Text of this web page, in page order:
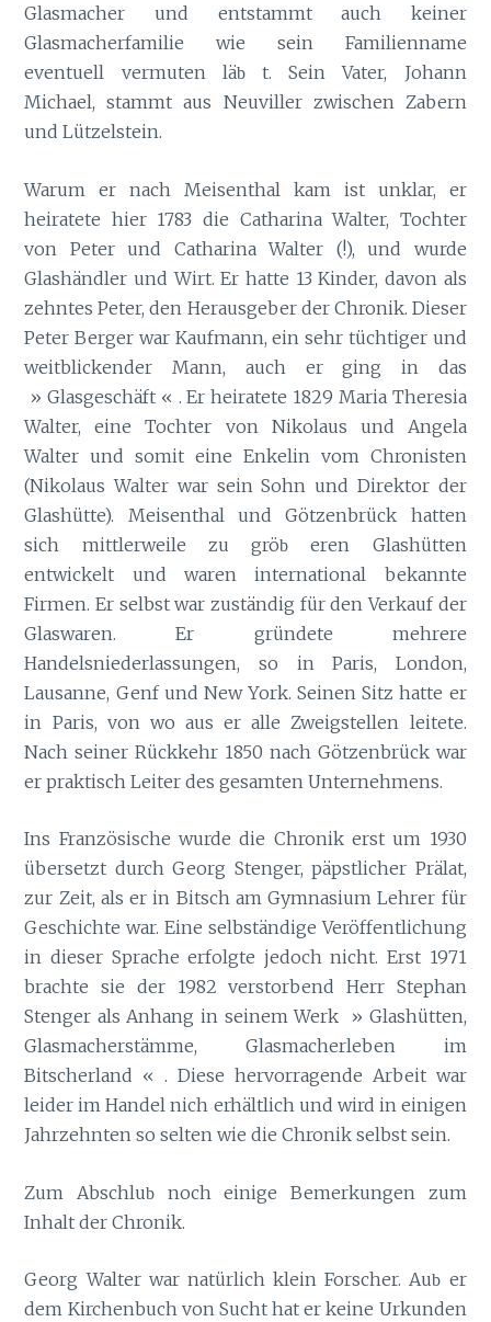
Glasmacher und entstammt auch keiner
Glasmacherfamilie wie sein Familienname
eventuell vermuten läbt. Sein Vater, Johann
Michael, stammt aus Neuviller zwischen Zabern
und Lützelstein.
Warum er nach Meisenthal kam ist unklar, er
heiratete hier 1783 die Catharina Walter, Tochter
von Peter und Catharina Walter (!), und wurde
Glashändler und Wirt. Er hatte 13 Kinder, davon als
zehntes Peter, den Herausgeber der Chronik. Dieser
Peter Berger war Kaufmann, ein sehr tüchtiger und
weitblickender Mann, auch er ging in das
» Glasgeschäft « . Er heiratete 1829 Maria Theresia
Walter, eine Tochter von Nikolaus und Angela
Walter und somit eine Enkelin vom Chronisten
(Nikolaus Walter war sein Sohn und Direktor der
Glashütte). Meisenthal und Götzenbrück hatten
sich mittlerweile zu gröb eren Glashütten
entwickelt und waren international bekannte
Firmen. Er selbst war zuständig für den Verkauf der
Glaswaren. Er gründete mehrere
Handelsniederlassungen, so in Paris, London,
Lausanne, Genf und New York. Seinen Sitz hatte er
in Paris, von wo aus er alle Zweigstellen leitete.
Nach seiner Rückkehr 1850 nach Götzenbrück war
er praktisch Leiter des gesamten Unternehmens.
Ins Französische wurde die Chronik erst um 1930
übersetzt durch Georg Stenger, päpstlicher Prälat,
zur Zeit, als er in Bitsch am Gymnasium Lehrer für
Geschichte war. Eine selbständige Veröffentlichung
in dieser Sprache erfolgte jedoch nicht. Erst 1971
brachte sie der 1982 verstorbend Herr Stephan
Stenger als Anhang in seinem Werk » Glashütten,
Glasmacherstämme, Glasmacherleben im
Bitscherland « . Diese hervorragende Arbeit war
leider im Handel nich erhältlich und wird in einigen
Jahrzehnten so selten wie die Chronik selbst sein.
Zum Abschlub noch einige Bemerkungen zum
Inhalt der Chronik.
Georg Walter war natürlich klein Forscher. Aub er
dem Kirchenbuch von Sucht hat er keine Urkunden